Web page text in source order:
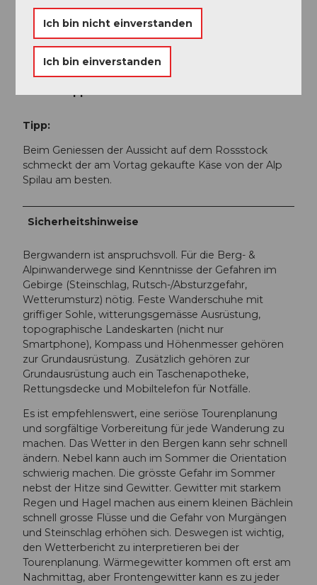
Organisation
Verein Urner Wanderwege
Tipp:
Beim Geniessen der Aussicht auf dem Rossstock
schmeckt der am Vortag gekaufte Käse von der Alp
Spilau am besten.
Sicherheitshinweise
Bergwandern ist anspruchsvoll. Für die Berg- &
Alpinwanderwege sind Kenntnisse der Gefahren im
Gebirge (Steinschlag, Rutsch-/Absturzgefahr,
Wetterumsturz) nötig. Feste Wanderschuhe mit
griffiger Sohle, witterungsgemässe Ausrüstung,
topographische Landeskarten (nicht nur
Smartphone), Kompass und Höhenmesser gehören
zur Grundausrüstung. Zusätzlich gehören zur
Grundausrüstung auch ein Taschenapotheke,
Rettungsdecke und Mobiltelefon für Notfälle.
Es ist empfehlenswert, eine seriöse Tourenplanung
und sorgfältige Vorbereitung für jede Wanderung zu
machen. Das Wetter in den Bergen kann sehr schnell
ändern. Nebel kann auch im Sommer die Orientation
schwierig machen. Die grösste Gefahr im Sommer
nebst der Hitze sind Gewitter. Gewitter mit starkem
Regen und Hagel machen aus einem kleinen Bächlein
schnell grosse Flüsse und die Gefahr von Murgängen
und Steinschlag erhöhen sich. Deswegen ist wichtig,
den Wetterbericht zu interpretieren bei der
Tourenplanung. Wärmegewitter kommen oft erst am
Nachmittag, aber Frontengewitter kann es zu jeder
Ich bin nicht einverstanden
Ich bin einverstanden